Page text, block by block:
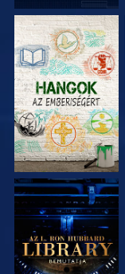
A SOROZAT
RÉSZEI
A SOROZAT
RÉSZEI